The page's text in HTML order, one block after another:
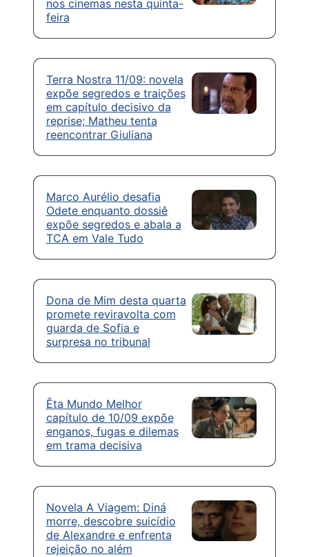
nos cinemas nesta quinta-
feira
Terra Nostra 11/09: novela
expõe segredos e traições
em capítulo decisivo da
reprise; Matheu tenta
reencontrar Giuliana
Marco Aurélio desafia
Odete enquanto dossiê
expõe segredos e abala a
TCA em Vale Tudo
Dona de Mim desta quarta
promete reviravolta com
guarda de Sofia e
surpresa no tribunal
Êta Mundo Melhor
capítulo de 10/09 expõe
enganos, fugas e dilemas
em trama decisiva
Novela A Viagem: Diná
morre, descobre suicídio
de Alexandre e enfrenta
rejeição no além